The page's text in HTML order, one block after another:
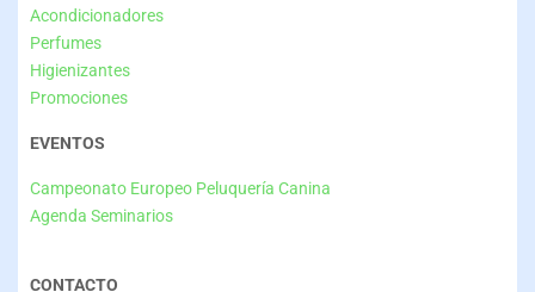
Acondicionadores
Perfumes
Higienizantes
Promociones
EVENTOS
Campeonato Europeo Peluquería Canina
Agenda Seminarios
CONTACTO